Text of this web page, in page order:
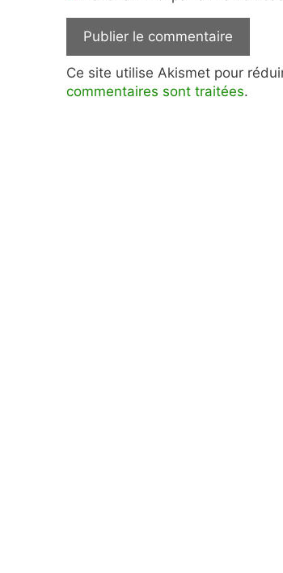
Ce site utilise Akismet pour
commentaires sont traitées.